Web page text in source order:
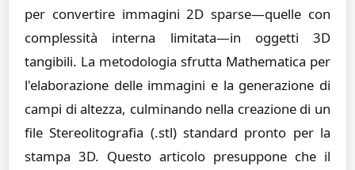
per convertire immagini 2D sparse—quelle con
complessità interna limitata—in oggetti 3D
tangibili. La metodologia sfrutta Mathematica per
l'elaborazione delle immagini e la generazione di
campi di altezza, culminando nella creazione di un
file Stereolitografia (.stl) standard pronto per la
stampa 3D. Questo articolo presuppone che il